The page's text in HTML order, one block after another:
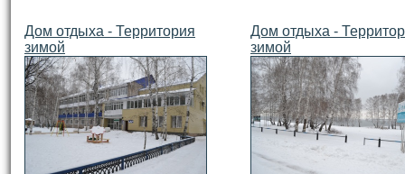
Дом отдыха - Территория
зимой
Дом отдыха -
зимой